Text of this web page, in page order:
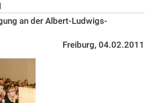
an der Albert-Ludwigs-
Freiburg, 04.02.2011